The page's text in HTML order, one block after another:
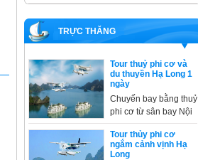
TRỰC THĂNG
Tour thuỷ phi cơ và
du thuyền Hạ Long 1
ngày
Chuyến bay bằng thuỷ
phi cơ từ sân bay Nội
Tour thủy phi cơ
ngắm cảnh vịnh Hạ
Long